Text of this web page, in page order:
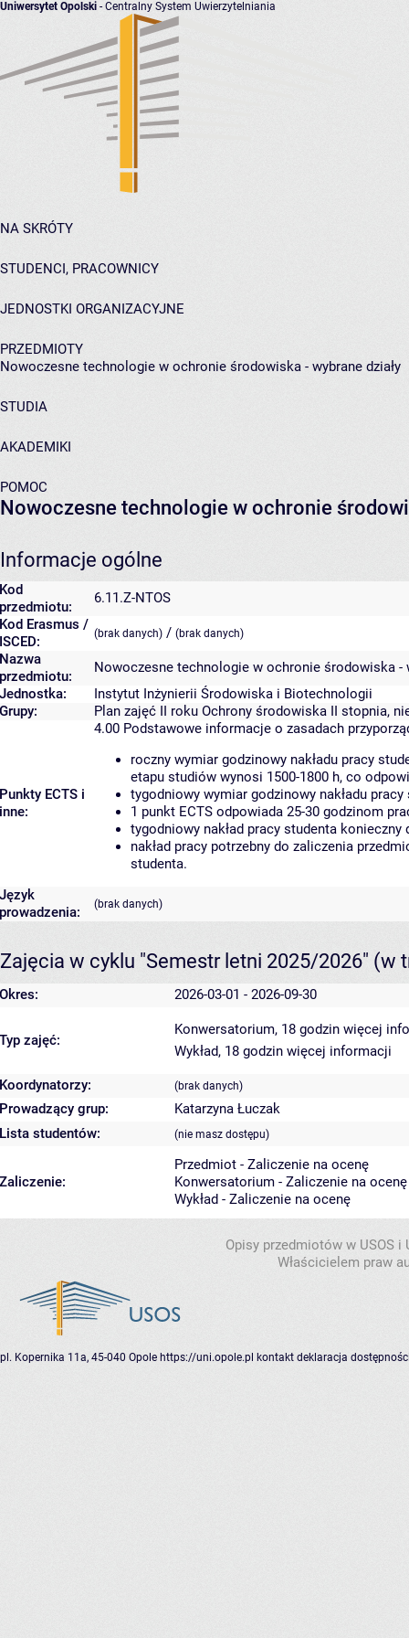
Uniwersytet Opolski - Centralny System Uwierzytelniania
NA SKRÓTY
STUDENCI, PRACOWNICY
JEDNOSTKI ORGANIZACYJNE
PRZEDMIOTY
Nowoczesne technologie w ochronie środowiska - wybrane działy
STUDIA
AKADEMIKI
POMOC
Nowoczesne technologie w ochronie
Informacje ogólne
Kod
przedmiotu:
6.11.Z-NTOS
Kod Erasmus /
ISCED:
(brak danych) / (brak danych)
Nazwa
przedmiotu:
Nowoczesne technologie w ochronie środowiska -
Jednostka:
Instytut Inżynierii Środowiska i Biotechnologii
Grupy:
Plan zajęć II roku Ochrony środowiska II stopnia,
Punkty ECTS i
inne:
4.00 Podstawowe informacje o zasadach
roczny wymiar godzinowy nakładu pracy
etapu studiów wynosi 1500-1800 h, co
tygodniowy wymiar godzinowy nakładu
1 punkt ECTS odpowiada 25-30 godzinom
tygodniowy nakład pracy studenta
nakład pracy potrzebny do zaliczenia
studenta.
Język
prowadzenia:
(brak danych)
Zajęcia w cyklu "Semestr letni 2025/2026" (w
Okres: 2026-03-01 - 2026-09-30
Typ zajęć:
Konwersatorium, 18 godzin więcej
Wykład, 18 godzin więcej informacji
Koordynatorzy: (brak danych)
Prowadzący grup:
Katarzyna Łuczak
Lista studentów:
(nie masz dostępu)
Zaliczenie:
Przedmiot - Zaliczenie na ocenę
Konwersatorium - Zaliczenie na ocenę
Wykład - Zaliczenie na ocenę
Opisy przedmiotów w USOS
Właścicielem praw
pl. Kopernika 11a, 45-040 Opole https://uni.opole.pl kontakt deklaracja